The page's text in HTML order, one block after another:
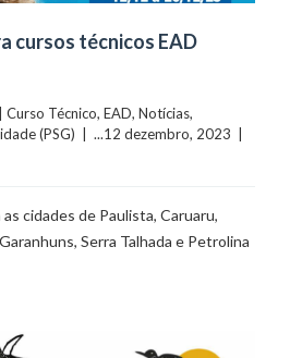
cursos técnicos EAD
Curso Técnico, EAD, Notícias
(PSG)
cidades de Paulista, Caruaru,
Serra Talhada e Petrolina